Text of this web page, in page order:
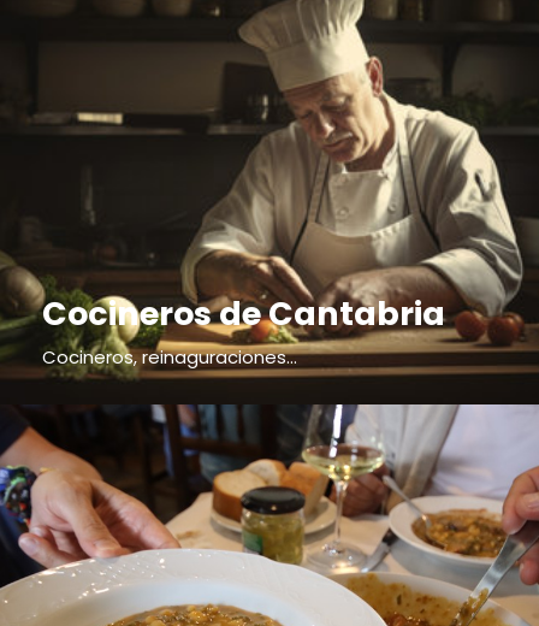
Cocineros de Cantabria
Cocineros, reinaguraciones...